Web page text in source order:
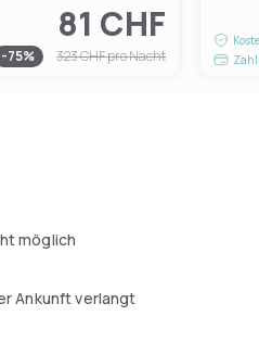
81 CHF
-75% 323 CHFpro Nacht
möglich
Ankunft verlangt